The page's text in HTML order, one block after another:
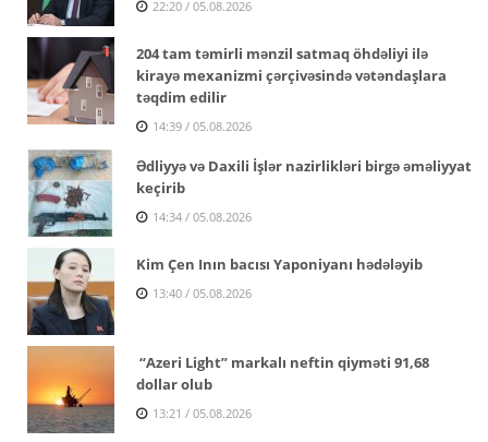
22:20 / 05.08.2026
204 tam təmirli mənzil satmaq öhdəliyi ilə
kirayə mexanizmi çərçivəsində vətəndaşlara
təqdim edilir
14:39 / 05.08.2026
Ədliyyə və Daxili İşlər nazirlikləri birgə əməliyyat
keçirib
14:34 / 05.08.2026
Kim Çen Inın bacısı Yaponiyanı hədələyib
13:40 / 05.08.2026
“Azeri Light” markalı neftin qiyməti 91,68
dollar olub
13:21 / 05.08.2026